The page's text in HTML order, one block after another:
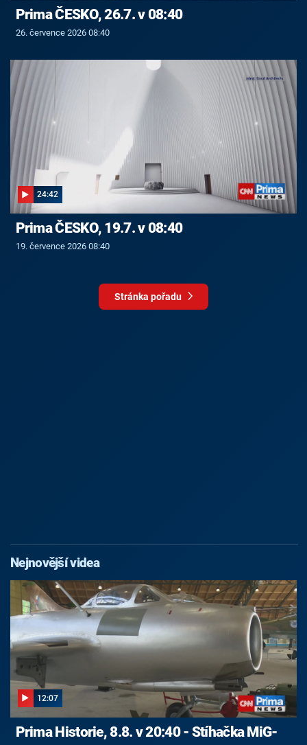
Prima ČESKO, 26.7. v 08:40
26. července 2026 08:40
24:42
Prima ČESKO, 19.7. v 08:40
19. července 2026 08:40
Stránka pořadu
Nejnovější videa
12:07
Prima Historie, 8.8. v 20:40 - Stíhačka MiG-